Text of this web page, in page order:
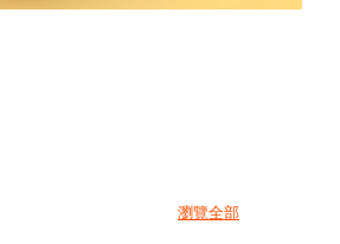
瀏覽全部